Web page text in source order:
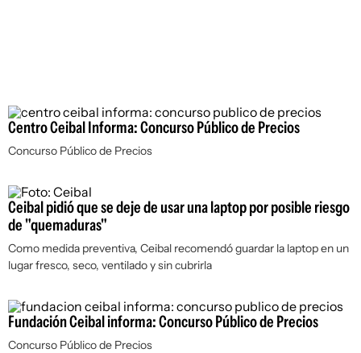
Centro Ceibal Informa: Concurso Público de Precios
Concurso Público de Precios
Ceibal pidió que se deje de usar una laptop por posible riesgo
de "quemaduras"
Como medida preventiva, Ceibal recomendó guardar la laptop en un
lugar fresco, seco, ventilado y sin cubrirla
Fundación Ceibal informa: Concurso Público de Precios
Concurso Público de Precios